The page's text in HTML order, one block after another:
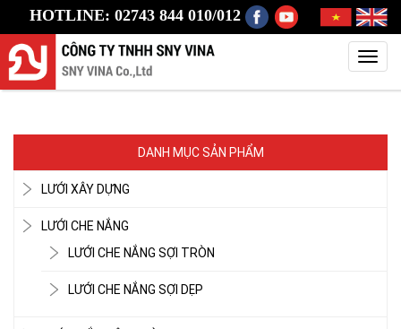
HOTLINE: 02743 844 010/012
DANH MỤC SẢN PHẨM
LƯỚI XÂY DỰNG
LƯỚI CHE NẮNG
LƯỚI CHE NẮNG SỢI TRÒN
LƯỚI CHE NẮNG SỢI DẸP